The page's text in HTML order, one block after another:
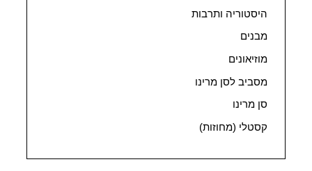
היסטוריה ותרבות
מבנים
מוזיאונים
מסביב לסן מרינו
סן מרינו
קסטלי (מחוזות)